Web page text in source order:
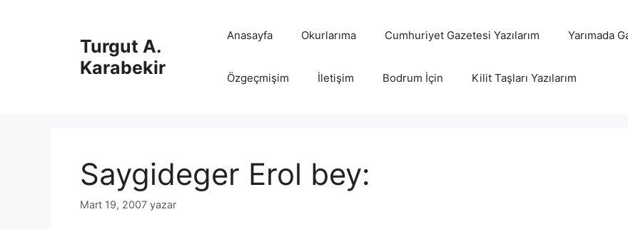
Turgut A.
Karabekir
Anasayfa Okurlarıma Cumhuriyet Gazetesi Yazılarım Yarımada
Özgeçmişim İletişim Bodrum İçin Kilit Taşları Yazılarım
Saygideger Erol bey:
Mart 19, 2007 yazar